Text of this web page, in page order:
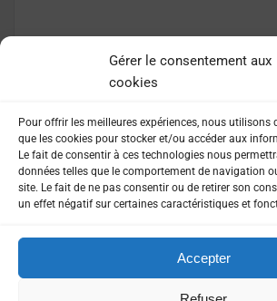
Gérer le consentement aux
cookies
Pour offrir les meilleures expériences, nous utilisons
que les cookies pour stocker et/ou accéder aux
Le fait de consentir à ces technologies nous
données telles que le comportement de navigation
site. Le fait de ne pas consentir ou de retirer son
un effet négatif sur certaines caractéristiques et
Accepter
LIRE LA SUITE
MENTIONS LÉGALES
POLITIQUE DE